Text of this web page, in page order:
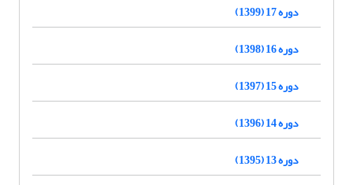
دوره 17 (1399)
دوره 16 (1398)
دوره 15 (1397)
دوره 14 (1396)
دوره 13 (1395)